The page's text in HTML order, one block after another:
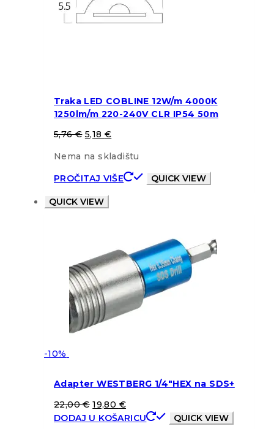
Traka LED COBLINE 12W/m 4000K
1250lm/m 220-240V CLR IP54 50m
5,76€ 5,18 €
Nema na skladištu
PROČITAJ VIŠE
QUICK VIEW
QUICK VIEW
-10%
Adapter WESTBERG 1/4″HEX na SDS+
22,00€ 19,80 €
DODAJ U KOŠARICU
QUICK VIEW